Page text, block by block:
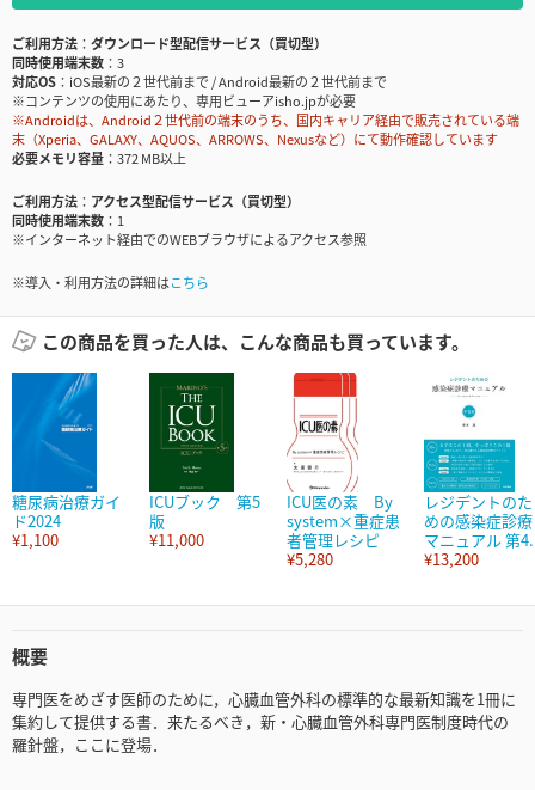
ご利用方法
ダウンロード型配信サービス（買切型）
同時使用端末数
3
対応OS
iOS最新の２世代前まで / Android最新の２世代前まで
※コンテンツの使用にあたり、専用ビューアisho.jpが必要
※Androidは、Android２世代前の端末のうち、国内キャリア経由で販売されている端
末（Xperia、GALAXY、AQUOS、ARROWS、Nexusなど）にて動作確認しています
必要メモリ容量
372 MB以上
ご利用方法
アクセス型配信サービス（買切型）
同時使用端末数
1
※インターネット経由でのWEBブラウザによるアクセス参照
※導入・利用方法の詳細はこちら
この商品を買った人は、こんな商品も買っています。
糖尿病治療ガイ
ド2024
¥1,100
ICUブック 第5
版
¥11,000
ICU医の素 By
system×重症患
者管理レシピ
¥5,280
レジデントのた
めの感染症診療
マニュアル 第
¥13,200
概要
専門医をめざす医師のために，心臓血管外科の標準的な最新知識を1冊に
集約して提供する書．来たるべき，新・心臓血管外科専門医制度時代の
羅針盤，ここに登場．